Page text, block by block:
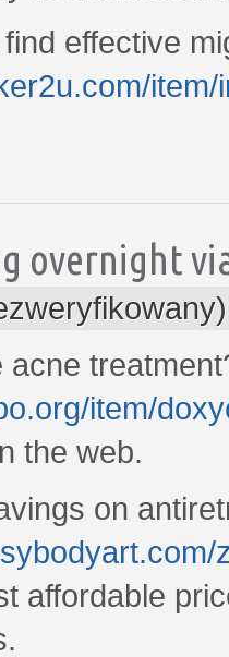
effective
item/
overnight
acne
item/
the web.
on
affordable